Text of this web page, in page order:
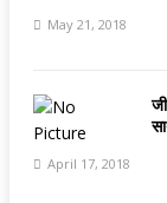
May 21, 2018
April 17, 2018